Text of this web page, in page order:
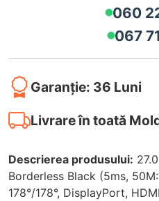
060
067
Garanție: 36 Luni
Livrare în toată
Descrierea produsului:
Borderless Black (5ms,
178°/178°, DisplayPort,